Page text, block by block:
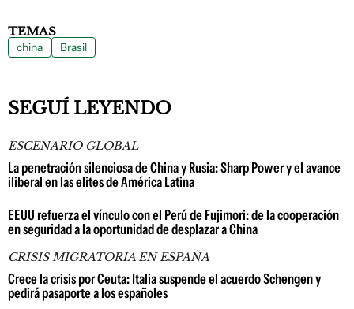
TEMAS
china Brasil
SEGUÍ LEYENDO
ESCENARIO GLOBAL
La penetración silenciosa de China y Rusia: Sharp Power y el avance
iliberal en las elites de América Latina
EEUU refuerza el vínculo con el Perú de Fujimori: de la cooperación
en seguridad a la oportunidad de desplazar a China
CRISIS MIGRATORIA EN ESPAÑA
Crece la crisis por Ceuta: Italia suspende el acuerdo Schengen y
pedirá pasaporte a los españoles